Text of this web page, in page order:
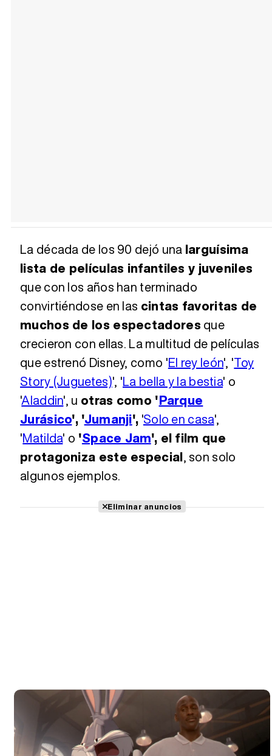
La década de los 90 dejó una larguísima
lista de películas infantiles y juveniles
que con los años han terminado
convirtiéndose en las cintas favoritas de
muchos de los espectadores que
crecieron con ellas. La multitud de películas
que estrenó Disney, como 'El rey león', 'Toy
Story (Juguetes)', 'La bella y la bestia' o
'Aladdin', u otras como 'Parque
Jurásico', 'Jumanji', 'Solo en casa',
'Matilda' o 'Space Jam', el film que
protagoniza este especial, son solo
algunos ejemplos.
Eliminar anuncios